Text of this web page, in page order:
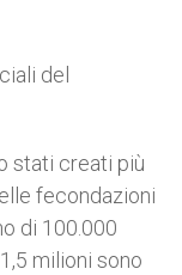
del
stati creati più
fecondazioni
di 100.000
milioni sono